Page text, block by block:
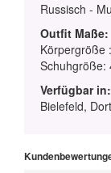
Russisch -
Outfit Maße:
Körpergröße
Schuhgröße:
Verfügbar in:
Bielefeld,